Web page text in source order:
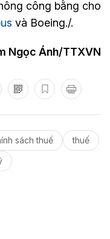
công bằng cho
và Boeing./.
Ngọc Ánh/TTXVN
sách thuế
thuế